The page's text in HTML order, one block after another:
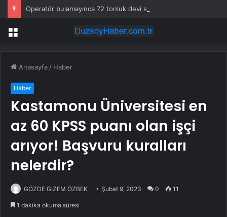
Menü
Anasayfa / Haber
Haber
Kastamonu Üniversitesi en
az 60 KPSS puanı olan işçi
arıyor! Başvuru kuralları
nelerdir?
GÖZDE GİZEM ÖZBEK Şubat 9, 2023 0 11
1 dakika okuma süresi